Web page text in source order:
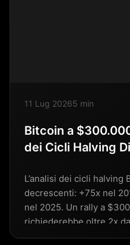
11 Lug 20265 min
Bitcoin a
dei Cicli Halving
L’analisi dei cicli
decrescenti: +75x nel
nel 2025. Un rally a
richiederebbe oltre 2x